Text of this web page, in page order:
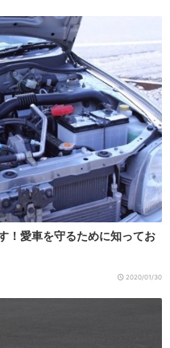
！愛車を守るために知ってお
2020/01/30